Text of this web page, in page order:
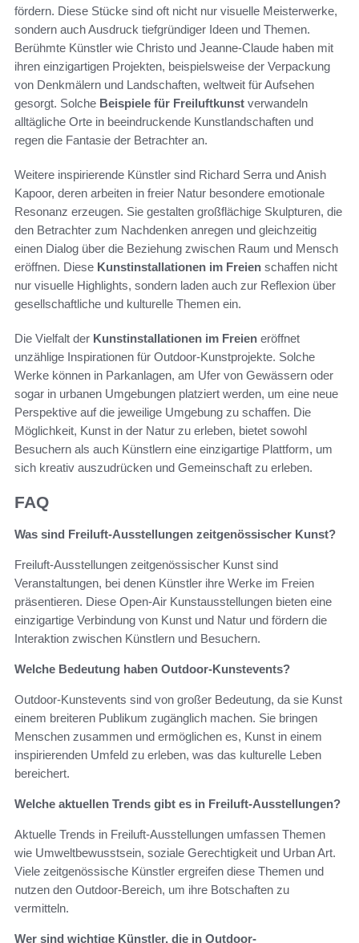
fördern. Diese Stücke sind oft nicht nur visuelle Meisterwerke,
sondern auch Ausdruck tiefgründiger Ideen und Themen.
Berühmte Künstler wie Christo und Jeanne-Claude haben mit
ihren einzigartigen Projekten, beispielsweise der Verpackung
von Denkmälern und Landschaften, weltweit für Aufsehen
gesorgt. Solche Beispiele für Freiluftkunst verwandeln
alltägliche Orte in beeindruckende Kunstlandschaften und
regen die Fantasie der Betrachter an.
Weitere inspirierende Künstler sind Richard Serra und Anish
Kapoor, deren arbeiten in freier Natur besondere emotionale
Resonanz erzeugen. Sie gestalten großflächige Skulpturen, die
den Betrachter zum Nachdenken anregen und gleichzeitig
einen Dialog über die Beziehung zwischen Raum und Mensch
eröffnen. Diese Kunstinstallationen im Freien schaffen nicht
nur visuelle Highlights, sondern laden auch zur Reflexion über
gesellschaftliche und kulturelle Themen ein.
Die Vielfalt der Kunstinstallationen im Freien eröffnet
unzählige Inspirationen für Outdoor-Kunstprojekte. Solche
Werke können in Parkanlagen, am Ufer von Gewässern oder
sogar in urbanen Umgebungen platziert werden, um eine neue
Perspektive auf die jeweilige Umgebung zu schaffen. Die
Möglichkeit, Kunst in der Natur zu erleben, bietet sowohl
Besuchern als auch Künstlern eine einzigartige Plattform, um
sich kreativ auszudrücken und Gemeinschaft zu erleben.
FAQ
Was sind Freiluft-Ausstellungen zeitgenössischer Kunst?
Freiluft-Ausstellungen zeitgenössischer Kunst sind
Veranstaltungen, bei denen Künstler ihre Werke im Freien
präsentieren. Diese Open-Air Kunstausstellungen bieten eine
einzigartige Verbindung von Kunst und Natur und fördern die
Interaktion zwischen Künstlern und Besuchern.
Welche Bedeutung haben Outdoor-Kunstevents?
Outdoor-Kunstevents sind von großer Bedeutung, da sie Kunst
einem breiteren Publikum zugänglich machen. Sie bringen
Menschen zusammen und ermöglichen es, Kunst in einem
inspirierenden Umfeld zu erleben, was das kulturelle Leben
bereichert.
Welche aktuellen Trends gibt es in Freiluft-Ausstellungen?
Aktuelle Trends in Freiluft-Ausstellungen umfassen Themen
wie Umweltbewusstsein, soziale Gerechtigkeit und Urban Art.
Viele zeitgenössische Künstler ergreifen diese Themen und
nutzen den Outdoor-Bereich, um ihre Botschaften zu
vermitteln.
Wer sind wichtige Künstler, die in Outdoor-